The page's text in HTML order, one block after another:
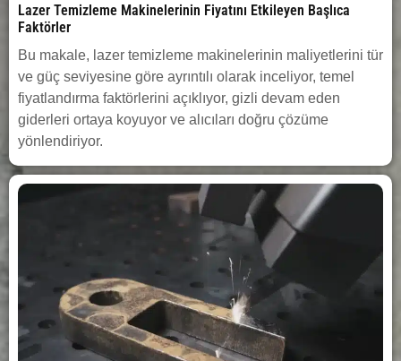
Lazer Temizleme Makinelerinin Fiyatını Etkileyen Başlıca
Faktörler
Bu makale, lazer temizleme makinelerinin maliyetlerini tür
ve güç seviyesine göre ayrıntılı olarak inceliyor, temel
fiyatlandırma faktörlerini açıklıyor, gizli devam eden
giderleri ortaya koyuyor ve alıcıları doğru çözüme
yönlendiriyor.